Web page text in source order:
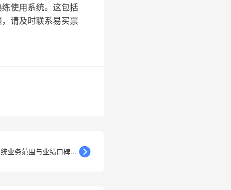
使用系统。这包括
请及时联系易买票
业务范围与业绩口碑...